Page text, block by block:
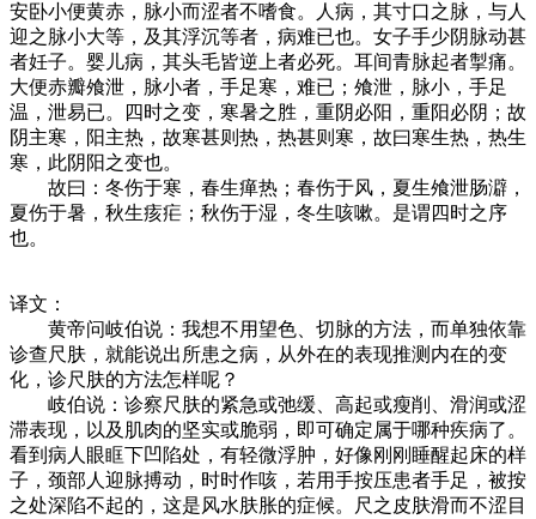
安卧小便黄赤，脉小而涩者不嗜食。人病，其寸口之脉，与人
迎之脉小大等，及其浮沉等者，病难已也。女子手少阴脉动甚
者妊子。婴儿病，其头毛皆逆上者必死。耳间青脉起者掣痛。
大便赤瓣飧泄，脉小者，手足寒，难已；飧泄，脉小，手足
温，泄易已。四时之变，寒暑之胜，重阴必阳，重阳必阴；故
阴主寒，阳主热，故寒甚则热，热甚则寒，故曰寒生热，热生
寒，此阴阳之变也。
故曰：冬伤于寒，春生瘅热；春伤于风，夏生飧泄肠澼，
夏伤于暑，秋生痎疟；秋伤于湿，冬生咳嗽。是谓四时之序
也。
译文：
黄帝问岐伯说：我想不用望色、切脉的方法，而单独依靠
诊查尺肤，就能说出所患之病，从外在的表现推测内在的变
化，诊尺肤的方法怎样呢？
岐伯说：诊察尺肤的紧急或弛缓、高起或瘦削、滑润或涩
滞表现，以及肌肉的坚实或脆弱，即可确定属于哪种疾病了。
看到病人眼眶下凹陷处，有轻微浮肿，好像刚刚睡醒起床的样
子，颈部人迎脉搏动，时时作咳，若用手按压患者手足，被按
之处深陷不起的，这是风水肤胀的症候。尺之皮肤滑而不涩目